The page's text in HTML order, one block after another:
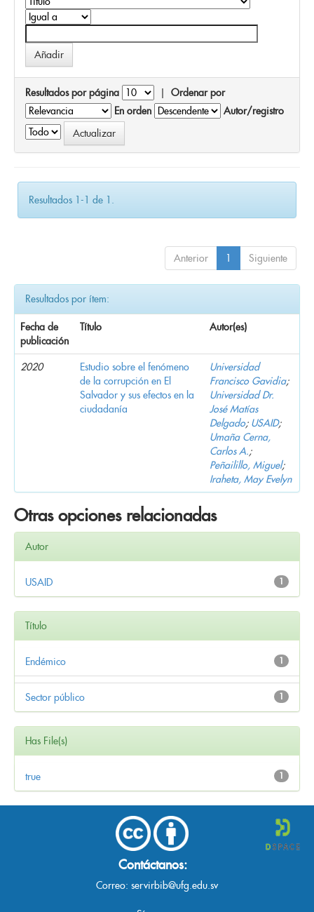
Resultados por página | Ordenar por
En orden
Autor/registro
Resultados 1-1 de 1.
Anterior 1 Siguiente
Resultados por ítem:
Fecha de
publicación
Título Autor(es)
2020
Estudio sobre el fenómeno
de la corrupción en El
Salvador y sus efectos en la
ciudadanía
Universidad
Francisco Gavidia;
Universidad Dr.
José Matías
Delgado; USAID;
Umaña Cerna,
Carlos A.;
Peñailillo, Miguel;
Iraheta, May Evelyn
Otras opciones relacionadas
Autor
1
USAID
Título
1
Endémico
1
Sector público
Has File(s)
1
true
Contáctanos:
Correo: servirbib@ufg.edu.sv